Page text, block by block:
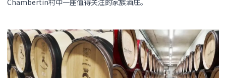
Chambertin村中一座值得关注的家族酒庄。